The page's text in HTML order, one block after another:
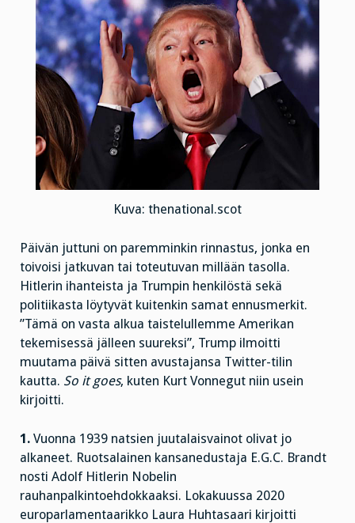
Kuva: thenational.scot
Päivän juttuni on paremminkin rinnastus, jonka en
toivoisi jatkuvan tai toteutuvan millään tasolla.
Hitlerin ihanteista ja Trumpin henkilöstä sekä
politiikasta löytyvät kuitenkin samat ennusmerkit.
”Tämä on vasta alkua taistelullemme Amerikan
tekemisessä jälleen suureksi”, Trump ilmoitti
muutama päivä sitten avustajansa Twitter-tilin
kautta. So it goes, kuten Kurt Vonnegut niin usein
kirjoitti.
1. Vuonna 1939 natsien juutalaisvainot olivat jo
alkaneet. Ruotsalainen kansanedustaja E.G.C. Brandt
nosti Adolf Hitlerin Nobelin
rauhanpalkintoehdokkaaksi. Lokakuussa 2020
europarlamentaarikko Laura Huhtasaari kirjoitti